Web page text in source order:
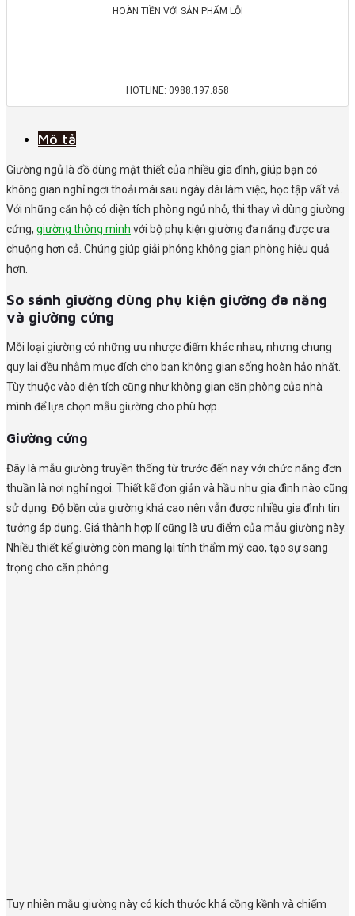
HOÀN TIỀN VỚI SẢN PHẨM LỖI
HOTLINE: 0988.197.858
Mô tả
Giường ngủ là đồ dùng mật thiết của nhiều gia đình, giúp bạn có
không gian nghỉ ngơi thoải mái sau ngày dài làm việc, học tập vất vả.
Với những căn hộ có diện tích phòng ngủ nhỏ, thi thay vì dùng giường
cứng, giường thông minh với bộ phụ kiện giường đa năng được ưa
chuộng hơn cả. Chúng giúp giải phóng không gian phòng hiệu quả
hơn.
So sánh giường dùng phụ kiện giường đa năng
và giường cứng
Mỗi loại giường có những ưu nhược điểm khác nhau, nhưng chung
quy lại đều nhằm mục đích cho bạn không gian sống hoàn hảo nhất.
Tùy thuộc vào diện tích cũng như không gian căn phòng của nhà
mình để lựa chọn mẫu giường cho phù hợp.
Giường cứng
Đây là mẫu giường truyền thống từ trước đến nay với chức năng đơn
thuần là nơi nghỉ ngơi. Thiết kế đơn giản và hầu như gia đình nào cũng
sử dụng. Độ bền của giường khá cao nên vẫn được nhiều gia đình tin
tưởng áp dụng. Giá thành hợp lí cũng là ưu điểm của mẫu giường này.
Nhiều thiết kế giường còn mang lại tính thẩm mỹ cao, tạo sự sang
trọng cho căn phòng.
Tuy nhiên mẫu giường này có kích thước khá cồng kềnh và chiếm